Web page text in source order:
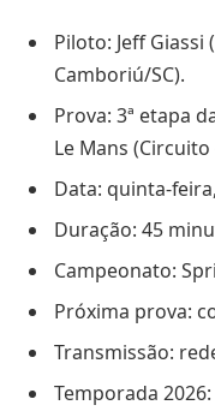
Piloto: Jeff
Camboriú/SC).
Prova: 3ª etapa
Le Mans
Data: quinta-
Duração: 45
Campeonato:
Próxima prova:
Transmissão:
Temporada